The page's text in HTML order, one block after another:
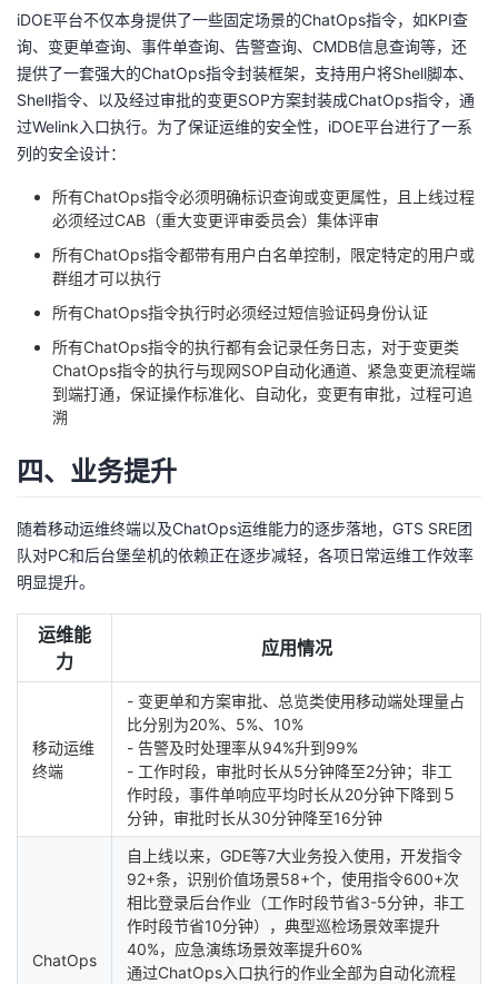
iDOE平台不仅本身提供了一些固定场景的ChatOps指令，如KPI查
询、变更单查询、事件单查询、告警查询、CMDB信息查询等，还
提供了一套强大的ChatOps指令封装框架，支持用户将Shell脚本、
Shell指令、以及经过审批的变更SOP方案封装成ChatOps指令，通
过Welink入口执行。为了保证运维的安全性，iDOE平台进行了一系
列的安全设计：
所有ChatOps指令必须明确标识查询或变更属性，且上线过程
必须经过CAB（重大变更评审委员会）集体评审
所有ChatOps指令都带有用户白名单控制，限定特定的用户或
群组才可以执行
所有ChatOps指令执行时必须经过短信验证码身份认证
所有ChatOps指令的执行都有会记录任务日志，对于变更类
ChatOps指令的执行与现网SOP自动化通道、紧急变更流程端
到端打通，保证操作标准化、自动化，变更有审批，过程可追
溯
四、业务提升
随着移动运维终端以及ChatOps运维能力的逐步落地，GTS SRE团
队对PC和后台堡垒机的依赖正在逐步减轻，各项日常运维工作效率
明显提升。
运维能
力
应用情况
移动运维
终端
- 变更单和方案审批、总览类使用移动端处理量占
比分别为20%、5%、10%
- 告警及时处理率从94%升到99%
- 工作时段，审批时长从5分钟降至2分钟；非工
作时段，事件单响应平均时长从20分钟下降到５
分钟，审批时长从30分钟降至16分钟
ChatOps
自上线以来，GDE等7大业务投入使用，开发指令
92+条，识别价值场景58+个，使用指令600+次
相比登录后台作业（工作时段节省3-5分钟，非工
作时段节省10分钟），典型巡检场景效率提升
40%，应急演练场景效率提升60%
通过ChatOps入口执行的作业全部为自动化流程